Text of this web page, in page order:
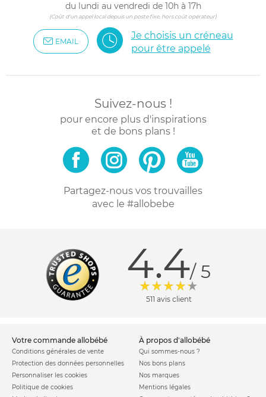
du lundi au vendredi de 10h à 17h
(Coût d'un appel local depuis un poste fixe, hors coût opérateur)
EMAIL
Je choisis un créneau
pour être appelé
Suivez-nous !
pour encore plus d'inspirations
et de bons plans !
Partagez-nous vos trouvailles
avec le #allobebe
4.4/ 5
511 avis client
votre commande allobébé
Conditions générales de vente
Protection des données personnelles
Personnaliser les cookies
Politique de cookies
à propos d'allobébé
Qui sommes-nous ?
Nos bons plans
Nos marques
Mentions légales